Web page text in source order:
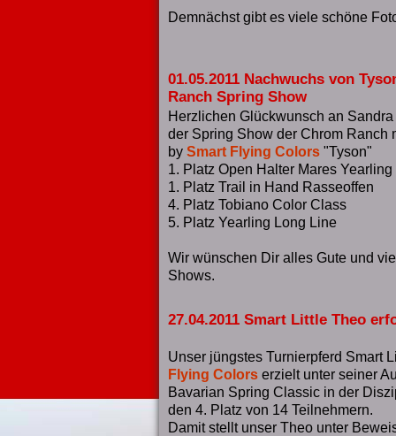
Demnächst gibt es viele schöne
01.05.2011 Nachwuchs von
Ranch Spring Show
Herzlichen Glückwunsch an
der Spring Show der Chrom Ranch
by Smart Flying Colors "Tyson"
1. Platz Open Halter Mares Yearling
1. Platz Trail in Hand Rasseoffen
4. Platz Tobiano Color Class
5. Platz Yearling Long Line
Wir wünschen Dir alles Gute und
Shows.
27.04.2011 Smart Little Theo
Unser jüngstes Turnierpferd Smart
Flying Colors erzielt unter seiner
Bavarian Spring Classic in der
den 4. Platz von 14 Teilnehmern.
Damit stellt unser Theo unter